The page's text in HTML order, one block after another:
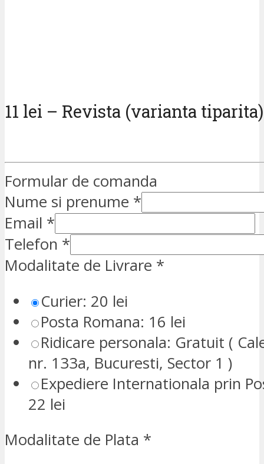
11 lei – Revista (varianta tiparita)
Formular de comanda
Nume si prenume *
Email *
Telefon *
Modalitate de Livrare *
Curier: 20 lei
Posta Romana: 16 lei
Ridicare personala: Gratuit (
nr. 133a, Bucuresti, Sector 1 )
Expediere Internationala prin
22 lei
Modalitate de Plata *